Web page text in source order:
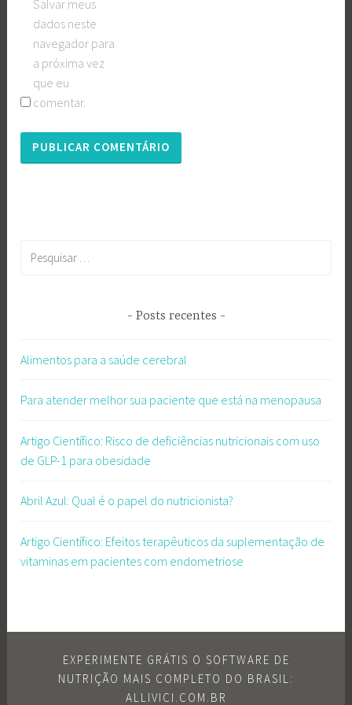
Salvar meus
dados neste
navegador para
a próxima vez
que eu
comentar.
Posts recentes
Alimentos para a saúde cerebral
Para atender melhor sua paciente que está na menopausa
Artigo Científico: Risco de deficiências nutricionais com uso
de GLP-1 para obesidade
Abril Azul: Qual é o papel do nutricionista?
Artigo Científico: Efeitos terapêuticos da suplementação de
vitaminas em pacientes com endometriose
EXPERIMENTE GRÁTIS O SOFTWARE DE
NUTRIÇÃO MAIS COMPLETO DO BRASIL:
ALLIVICI.COM.BR